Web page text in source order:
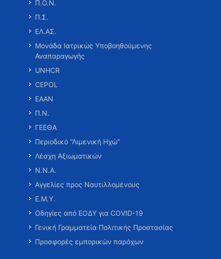
Π.Ο.Ν.
Π.Σ.
ΕΛ.ΑΣ.
Μονάδα Ιατρικώς Υποβοηθούμενης
Αναπαραγωγής
UNHCR
CEPOL
ΕΑΑΝ
Π.Ν.
ΓΕΕΘΑ
Περιοδικό “Λιμενική Ηχώ”
Λέσχη Αξιωματικών
Ν.Ν.Α.
Αγγελίες προς Ναυτιλλομένους
Ε.Μ.Υ.
Οδηγίες από ΕΟΔΥ για COVID-19
Γενική Γραμματεία Πολιτικής Προστασίας
Προσφορές εμπορικών παρόχων